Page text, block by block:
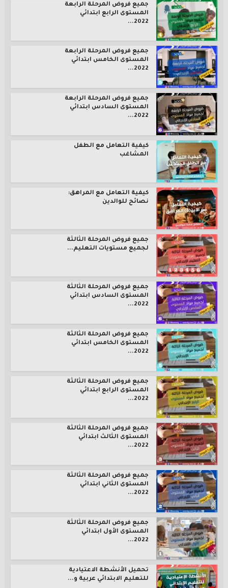
جميع فروض المرحلة الرابعة
المستوى الرابع ابتدائي
2022...
جميع فروض المرحلة الرابعة
المستوى الخامس ابتدائي
2022...
جميع فروض المرحلة الرابعة
المستوى السادس ابتدائي
2022...
كيفية التعامل مع الطفل
المشاغب
كيفية التعامل مع المراهق:
نصائح للوالدين
جميع فروض المرحلة الثالثة
لجميع مستويات التعليم...
جميع فروض المرحلة الثالثة
المستوى السادس ابتدائي
2022...
جميع فروض المرحلة الثالثة
المستوى الخامس ابتدائي
2022...
جميع فروض المرحلة الثالثة
المستوى الرابع ابتدائي
2022...
جميع فروض المرحلة الثالثة
المستوى الثالث ابتدائي
2022...
جميع فروض المرحلة الثالثة
المستوى الثاني ابتدائي
2022...
جميع فروض المرحلة الثالثة
المستوى الأول ابتدائي
2022...
تحميل الأنشطة الاعتيادية
للتعليم الابتدائي عربية و...